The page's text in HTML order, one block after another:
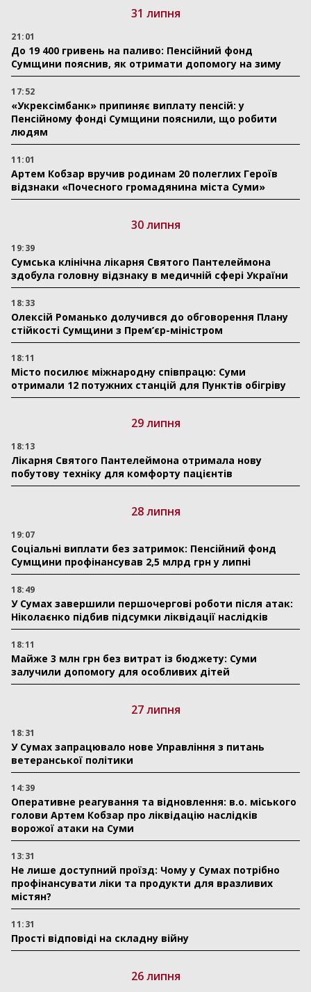
31 липня
21:01
До 19 400 гривень на паливо: Пенсійний фонд
Сумщини пояснив, як отримати допомогу на зиму
17:52
«Укрексімбанк» припиняє виплату пенсій: у
Пенсійному фонді Сумщини пояснили, що робити
людям
11:01
Артем Кобзар вручив родинам 20 полеглих Героїв
відзнаки «Почесного громадянина міста Суми»
30 липня
19:39
Сумська клінічна лікарня Святого Пантелеймона
здобула головну відзнаку в медичній сфері України
18:33
Олексій Романько долучився до обговорення Плану
стійкості Сумщини з Прем’єр-міністром
18:11
Місто посилює міжнародну співпрацю: Суми
отримали 12 потужних станцій для Пунктів обігріву
29 липня
18:13
Лікарня Святого Пантелеймона отримала нову
побутову техніку для комфорту пацієнтів
28 липня
19:07
Соціальні виплати без затримок: Пенсійний фонд
Сумщини профінансував 2,5 млрд грн у липні
18:49
У Сумах завершили першочергові роботи після атак:
Ніколаєнко підбив підсумки ліквідації наслідків
18:11
Майже 3 млн грн без витрат із бюджету: Суми
залучили допомогу для особливих дітей
27 липня
18:31
У Сумах запрацювало нове Управління з питань
ветеранської політики
14:39
Оперативне реагування та відновлення: в.о. міського
голови Артем Кобзар про ліквідацію наслідків
ворожої атаки на Суми
13:31
Не лише доступний проїзд: Чому у Сумах потрібно
профінансувати ліки та продукти для вразливих
містян?
11:31
Прості відповіді на складну війну
26 липня